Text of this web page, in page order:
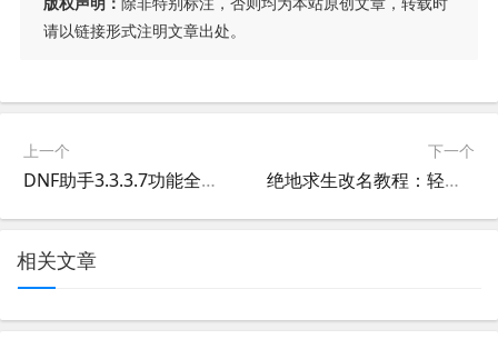
请以链接形式注明文章出处。
上一个
DNF助手3.3.3.7功能全面升级-DNF助手3.3.3.7最新版本使用教程与评测
下一个
绝地求生改名教程：轻松更改游戏ID-绝地求生如何修改角色名字及注意事项
相关文章